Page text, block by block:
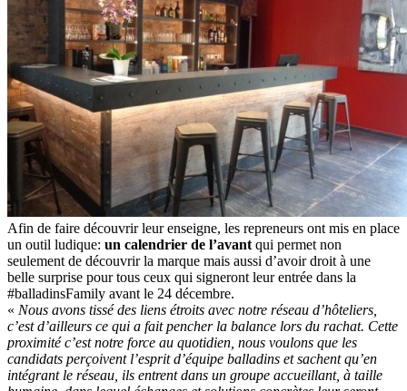
Afin de faire découvrir leur enseigne, les repreneurs ont mis en place
un outil ludique: un calendrier de l’avant qui permet non
seulement de découvrir la marque mais aussi d’avoir droit à une
belle surprise pour tous ceux qui signeront leur entrée dans la
#balladinsFamily avant le 24 décembre.
« Nous avons tissé des liens étroits avec notre réseau d’hôteliers,
c’est d’ailleurs ce qui a fait pencher la balance lors du rachat. Cette
proximité c’est notre force au quotidien, nous voulons que les
candidats perçoivent l’esprit d’équipe balladins et sachent qu’en
intégrant le réseau, ils entrent dans un groupe accueillant, à taille